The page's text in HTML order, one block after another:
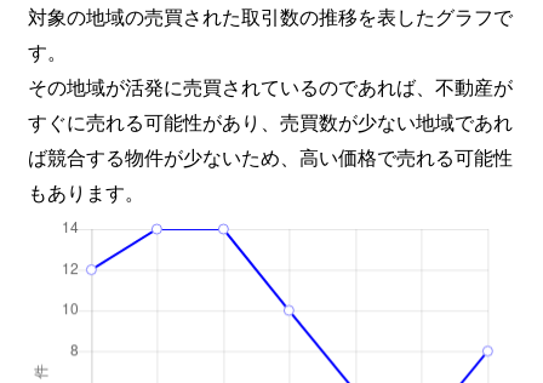
対象の地域の売買された取引数の推移を表したグラフで
す。
その地域が活発に売買されているのであれば、不動産が
すぐに売れる可能性があり、売買数が少ない地域であれ
ば競合する物件が少ないため、高い価格で売れる可能性
もあります。